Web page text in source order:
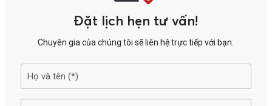
Đặt lịch hẹn tư vấn!
Chuyên gia của chúng tôi sẽ liên hệ trực tiếp với bạn.